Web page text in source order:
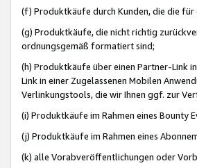
(f) Produktkäufe durch Kunden, die die
(g) Produktkäufe, die nicht richtig
ordnungsgemäß formatiert sind;
(h) Produktkäufe über einen Partner-Link
Link in einer Zugelassenen Mobilen
Verlinkungstools, die wir Ihnen ggf. zur
(i) Produktkäufe im Rahmen eines
(j) Produktkäufe im Rahmen eines
(k) alle Vorabveröffentlichungen oder